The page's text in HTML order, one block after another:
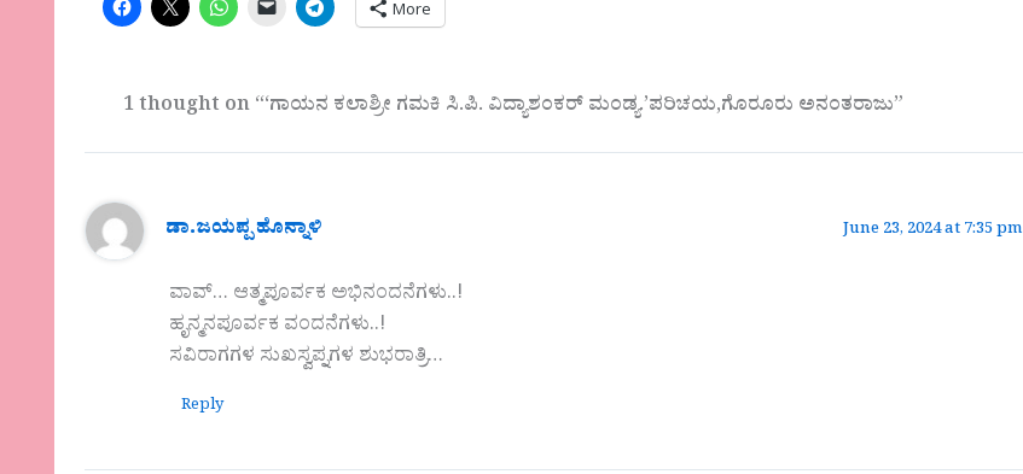
More
1 thought on “‘ಗಾಯನ ಕಲಾಶ್ರೀ ಗಮಕಿ ಸಿ.ಪಿ. ವಿದ್ಯಾಶಂಕರ್ ಮಂಡ್ಯ.’ಪರಿಚಯ,ಗೊರೂರು ಅನಂತರಾಜು”
ಡಾ.ಜಯಪ್ಪ ಹೊನ್ನಾಳಿ June 23, 2024 at 7:35 pm
ವಾವ್… ಆತ್ಮಪೂರ್ವಕ ಅಭಿನಂದನೆಗಳು..!
ಹೃನ್ಮನಪೂರ್ವಕ ವಂದನೆಗಳು..!
ಸವಿರಾಗಗಳ ಸುಖಸ್ವಪ್ನಗಳ ಶುಭರಾತ್ರಿ…
Reply